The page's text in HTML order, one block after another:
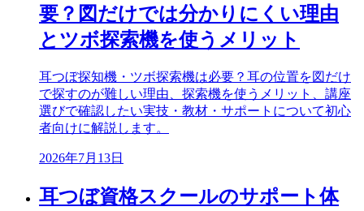
要？図だけでは分かりにくい理由
とツボ探索機を使うメリット
耳つぼ探知機・ツボ探索機は必要？耳の位置を図だけ
で探すのが難しい理由、探索機を使うメリット、講座
選びで確認したい実技・教材・サポートについて初心
者向けに解説します。
2026年7月13日
耳つぼ資格スクールのサポート体